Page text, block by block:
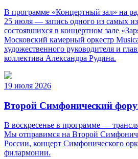
В программе «Концертный зал» на
25 июля — запись одного из самых
состоявшихся в концертном зале
Московский камерный оркестр
художественного руководителя и
коллектива Александра Рудина.
19 июля 2026
Второй Симфонический
В воскресенье в программе —
Мы отправимся на Второй
России, концерт Симфонического
филармонии.